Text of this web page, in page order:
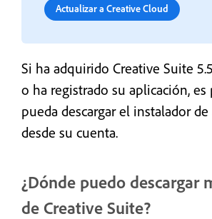
Actualizar a Creative Cloud
Si ha adquirido Creative Suite
o ha registrado su aplicación,
pueda descargar el instalador
desde su cuenta.
¿Dónde puedo descargar
de Creative Suite?